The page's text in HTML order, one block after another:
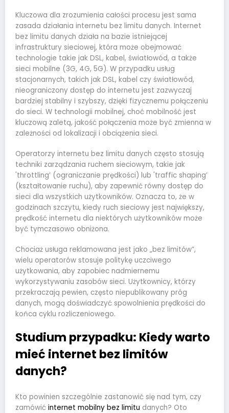
Kluczowa dla zrozumienia całości procesu jest sama
zasada działania internetu bez limitu danych. Internet
bez limitu danych działa na bazie istniejącej
infrastruktury sieciowej, która może obejmować
technologie takie jak DSL, kabel, światłowód, a także
sieci mobilne (3G, 4G, 5G). W przypadku usług
stacjonarnych, takich jak DSL, kabel czy światłowód,
nieograniczony dostęp do internetu jest zazwyczaj
bardziej stabilny i szybszy, dzięki fizycznemu połączeniu
do sieci. W technologii mobilnej, choć mobilność jest
kluczową zaletą, jakość połączenia może być zmienna w
zależności od lokalizacji i obciążenia sieci.
Operatorzy internetu bez limitu danych często stosują
techniki zarządzania ruchem sieciowym, takie jak
'throttling’ (ograniczanie prędkości) lub 'traffic shaping’
(kształtowanie ruchu), aby zapewnić równy dostęp do
sieci dla wszystkich użytkowników. Oznacza to, że w
godzinach szczytu, kiedy ruch sieciowy jest największy,
prędkość internetu dla niektórych użytkowników może
być tymczasowo obniżona.
Chociaż usługa reklamowana jest jako „bez limitów”,
wielu operatorów stosuje politykę uczciwego
użytkowania, aby zapobiec nadmiernemu
wykorzystywaniu zasobów sieci. Użytkownicy, którzy
przekraczają pewien, często niepublikowany próg
danych, mogą doświadczyć spowolnienia prędkości do
końca cyklu rozliczeniowego.
Studium przypadku: Kiedy warto
mieć internet bez limitów
danych?
Kto powinien szczególnie zastanowić się nad tym, czy
zamówić internet mobilny bez limitu danych? Oto